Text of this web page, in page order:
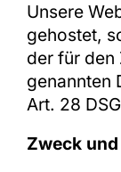
Unsere
gehostet,
der für
genannten
Art. 28
Zweck